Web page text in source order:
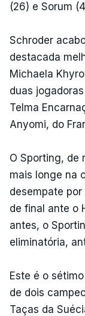
(26) e Sorum
Schroder
destacada
Michaela
duas
Telma
Anyomi, do
O Sporting, de
mais longe na
desempate
de final ante o
antes, o
eliminatória,
Este é o
de dois
Taças da